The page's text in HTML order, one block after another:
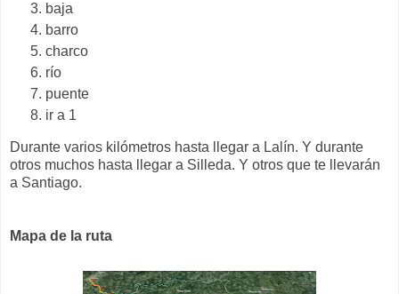
baja
barro
charco
río
puente
ir a 1
Durante varios kilómetros hasta llegar a Lalín. Y durante
otros muchos hasta llegar a Silleda. Y otros que te llevarán
a Santiago.
Mapa de la ruta